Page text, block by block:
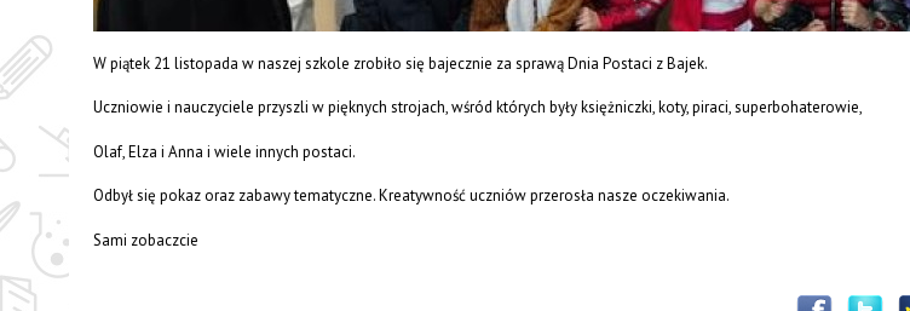
W piątek 21 listopada w naszej szkole zrobiło się bajecznie za sprawą Dnia Postaci z Bajek.
Uczniowie i nauczyciele przyszli w pięknych strojach, wśród których byłyksiężniczki, koty, piraci, superbohaterowie,
Olaf, Elza i Anna i wiele innych postaci.
Odbył się pokaz oraz zabawy tematyczne. Kreatywność uczniów przerosła nasze oczekiwania.
Sami zobaczcie